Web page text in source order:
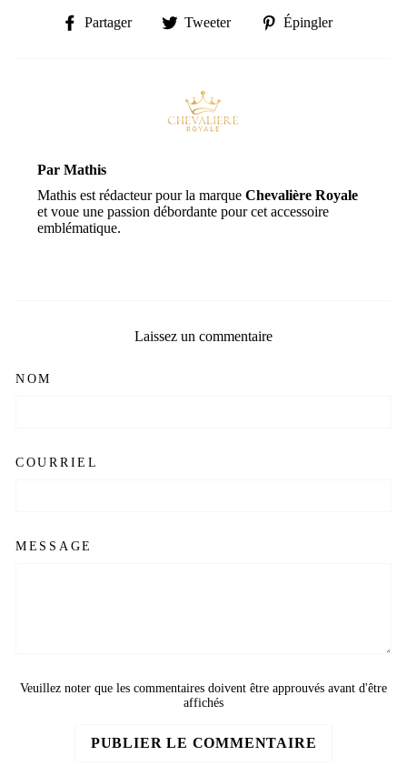
Partager
PartagerTweeter
TweeterÉpingler
Par Mathis
Mathis est rédacteur pour la marque Chevalière Royale
et voue une passion débordante pour cet accessoire
emblématique.
Laissez un commentaire
NOM
COURRIEL
MESSAGE
Veuillez noter que les commentaires doivent être approuvés avant d'être
affichés
PUBLIER LE COMMENTAIRE